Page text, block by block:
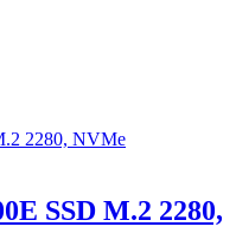
SSD M.2 2280,